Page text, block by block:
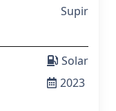
Supir
Solar
2023